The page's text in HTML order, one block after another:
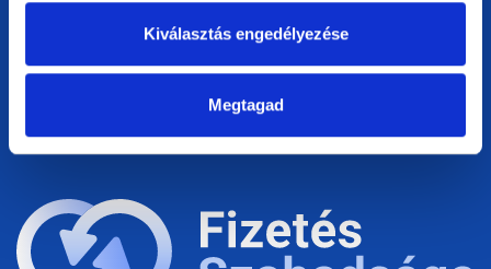
Kiválasztás engedélyezése
Megtagad
Navigávió